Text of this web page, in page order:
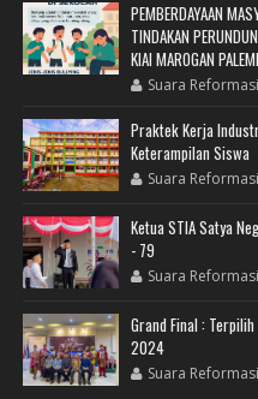
PEMBERDAYAAN
TINDAKAN
KIAI MAROGAN
Suara
Praktek Kerja
Keterampilan Siswa
Suara
Ketua STIA Satya
- 79
Suara
Grand Final :
2024
Suara